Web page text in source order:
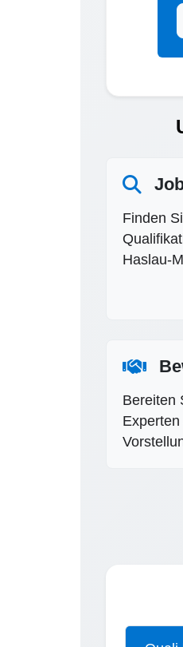
Finden
Haslau-
Bereiten